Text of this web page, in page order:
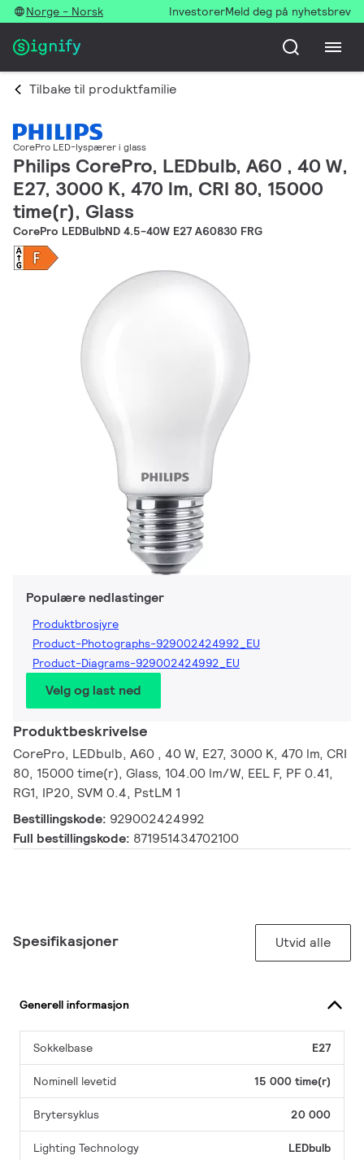
Norge - Norsk InvestorerMeld deg på nyhetsbrev
Tilbake til produktfamilie
CorePro LED-lyspærer i glass
Philips CorePro, LEDbulb, A60 , 40 W,
E27, 3000 K, 470 lm, CRI 80, 15000
time(r), Glass
CorePro LEDBulbND 4.5-40W E27 A60830 FRG
Populære nedlastinger
Produktbrosjyre
Product-Photographs-929002424992_EU
Product-Diagrams-929002424992_EU
Velg og last ned
Produktbeskrivelse
CorePro, LEDbulb, A60 , 40 W, E27, 3000 K, 470 lm, CRI
80, 15000 time(r), Glass, 104.00 lm/W, EEL F, PF 0.41,
RG1, IP20, SVM 0.4, PstLM 1
Bestillingskode: 929002424992
Full bestillingskode: 871951434702100
Spesifikasjoner Utvid alle
Generell informasjon
Sokkelbase E27
Nominell levetid 15 000 time(r)
Brytersyklus 20 000
Lighting Technology LEDbulb